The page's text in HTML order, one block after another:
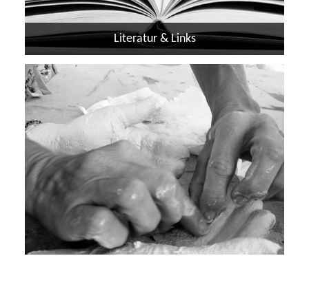
Literatur & Links